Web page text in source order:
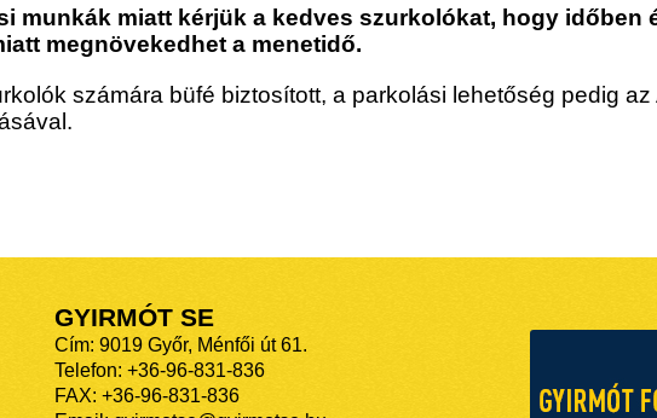
munkák miatt kérjük a kedves szurkolókat, hogy időben
megnövekedhet a menetidő.
számára büfé biztosított, a parkolási lehetőség pedig
GYIRMÓT SE
Cím: 9019 Győr, Ménfői út 61.
Telefon: +36-96-831-836
FAX: +36-96-831-836